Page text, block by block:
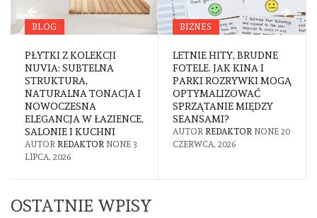
BLOG
PŁYTKI Z KOLEKCJI
NUVIA: SUBTELNA
STRUKTURA,
NATURALNA TONACJA I
NOWOCZESNA
ELEGANCJA W ŁAZIENCE,
SALONIE I KUCHNI
AUTOR REDAKTOR NONE 3
LIPCA, 2026
BIZNES
LETNIE HITY, BRUDNE
FOTELE. JAK KINA I
PARKI ROZRYWKI MOGĄ
OPTYMALIZOWAĆ
SPRZĄTANIE MIĘDZY
SEANSAMI?
AUTOR REDAKTOR NONE 20
CZERWCA, 2026
OSTATNIE WPISY